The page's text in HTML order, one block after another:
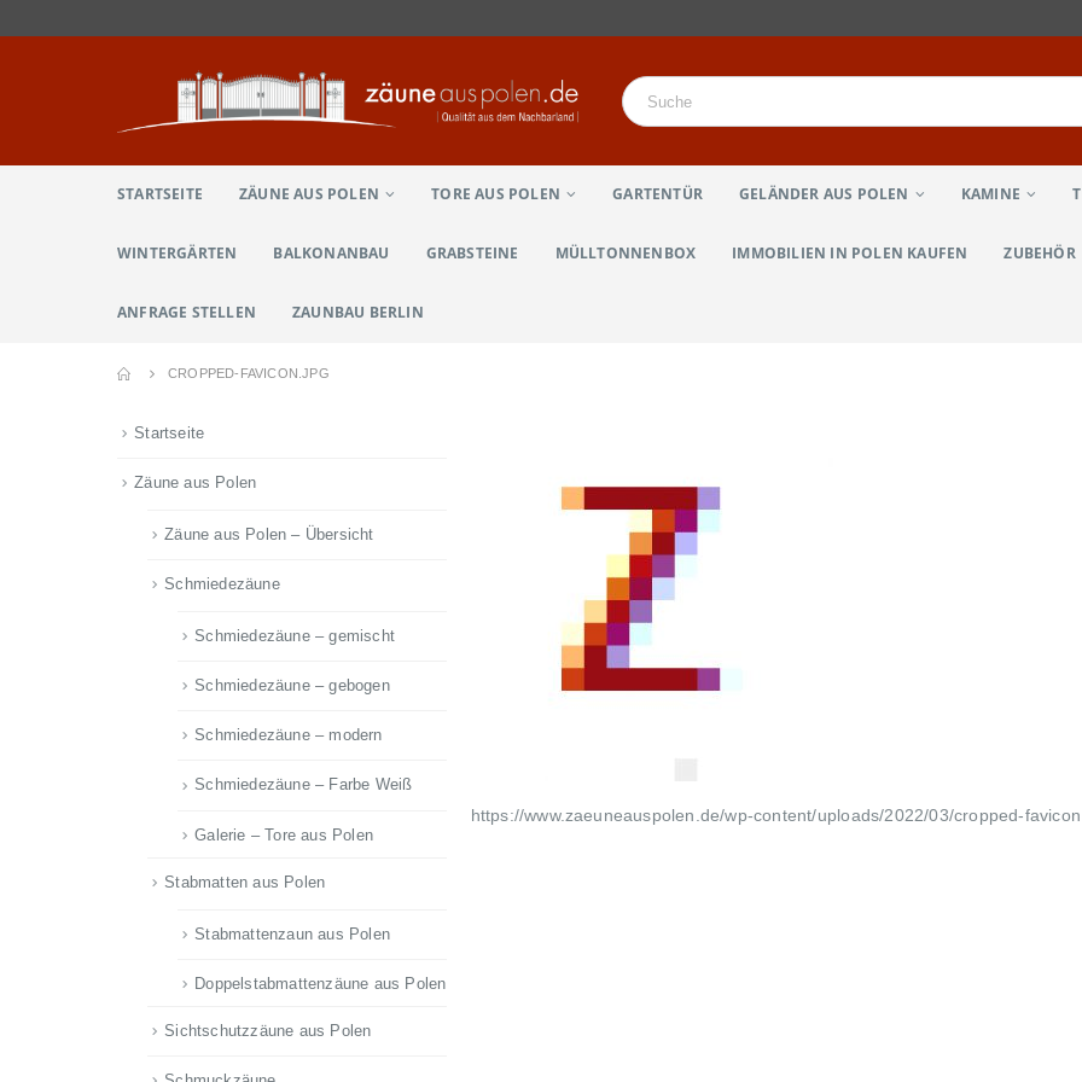
STARTSEITE ZÄUNE AUS POLEN TORE AUS POLEN GARTENTÜR GELÄNDER AUS POLEN KAMINE
WINTERGÄRTEN BALKONANBAU GRABSTEINE MÜLLTONNENBOX IMMOBILIEN IN POLEN KAUFEN ZUBEHÖR
ANFRAGE STELLEN ZAUNBAU BERLIN
CROPPED-FAVICON.JPG
https://www.zaeuneauspolen.de/wp-content/uploads/2022/03/cropped-
Startseite
Zäune aus Polen
Zäune aus Polen – Übersicht
Schmiedezäune
Schmiedezäune – gemischt
Schmiedezäune – gebogen
Schmiedezäune – modern
Schmiedezäune – Farbe Weiß
Galerie – Tore aus Polen
Stabmatten aus Polen
Stabmattenzaun aus Polen
Doppelstabmattenzäune aus Polen
Sichtschutzzäune aus Polen